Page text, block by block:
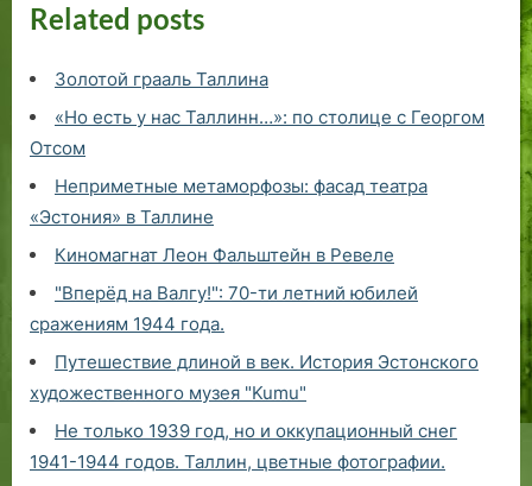
Related posts
Золотой грааль Таллина
«Но есть у нас Таллинн…»: по столице с Георгом
Отсом
Неприметные метаморфозы: фасад театра
«Эстония» в Таллине
Киномагнат Леон Фальштейн в Ревеле
"Вперёд на Валгу!": 70-ти летний юбилей
сражениям 1944 года.
Путешествие длиной в век. История Эстонского
художественного музея "Kumu"
Не только 1939 год, но и оккупационный снег
1941-1944 годов. Таллин, цветные фотографии.